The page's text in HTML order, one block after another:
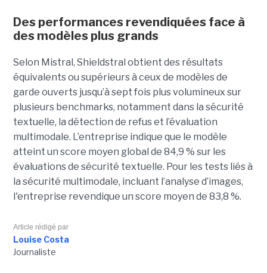
Des performances revendiquées face à
des modèles plus grands
Selon Mistral, Shieldstral obtient des résultats
équivalents ou supérieurs à ceux de modèles de
garde ouverts jusqu’à sept fois plus volumineux sur
plusieurs benchmarks, notamment dans la sécurité
textuelle, la détection de refus et l’évaluation
multimodale. L’entreprise indique que le modèle
atteint un score moyen global de 84,9 % sur les
évaluations de sécurité textuelle. Pour les tests liés à
la sécurité multimodale, incluant l’analyse d’images,
l'entreprise revendique un score moyen de 83,8 %.
Article rédigé par
Louise Costa
Journaliste